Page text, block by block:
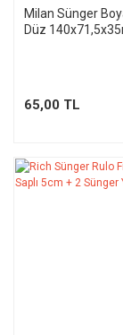
Milan Sünger
Düz
65,00 TL